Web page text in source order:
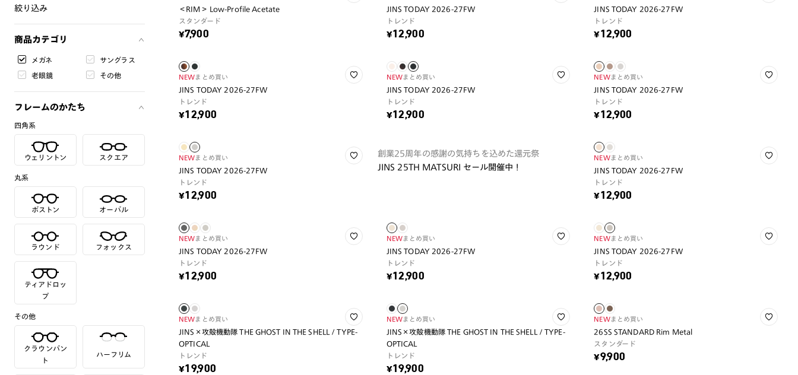
絞り込み
商品カテゴリ
メガネ サングラス
老眼鏡 その他
フレームのかたち
四角系
ウェリントン スクエア
丸系
ボストン オーバル
ラウンド フォックス
ティアドロッ
プ
その他
クラウンパン
ト
ハーフリム
＜RIM＞ Low-Profile Acetate
スタンダード
¥7,900
JINS TODAY 2026-27FW
トレンド
¥12,900
JINS TODAY 2026-27FW
トレンド
¥12,900
NEWまとめ買い
JINS TODAY 2026-27FW
トレンド
¥12,900
NEWまとめ買い
JINS TODAY 2026-27FW
トレンド
¥12,900
NEWまとめ買い
JINS TODAY 2026-27FW
トレンド
¥12,900
NEWまとめ買い
JINS TODAY 2026-27FW
トレンド
¥12,900
創業25周年の感謝の気持ちを込めた還元祭
JINS 25TH MATSURI セール開催中！
NEWまとめ買い
JINS TODAY 2026-27FW
トレンド
¥12,900
NEWまとめ買い
JINS TODAY 2026-27FW
トレンド
¥12,900
NEWまとめ買い
JINS TODAY 2026-27FW
トレンド
¥12,900
NEWまとめ買い
JINS TODAY 2026-27FW
トレンド
¥12,900
NEWまとめ買い
JINS×攻殻機動隊 THE GHOST IN THE SHELL / TYPE-
OPTICAL
トレンド
¥19,900
NEWまとめ買い
JINS×攻殻機動隊 THE GHOST IN THE SHELL / TYPE-
OPTICAL
トレンド
¥19,900
NEWまとめ買い
26SS STANDARD Rim Metal
スタンダード
¥9,900